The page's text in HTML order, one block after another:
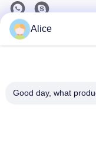
Наша рассылка
Подпишитесь на
получения скидок и
Alice
Good day, what